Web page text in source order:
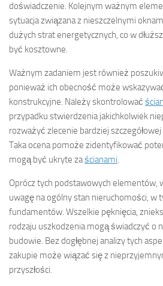
doświadczenie. Kolejnym ważnym
sytuacja związana z nieszczelnymi
dużych strat energetycznych, co w
być kosztowne.
Ważnym zadaniem jest również
ponieważ ich obecność może
konstrukcyjne. Należy skontrolować
przypadku stwierdzenia jakichkolwiek
rozważyć zlecenie bardziej szczegółowej
Taka ocena pomoże zidentyfikować
mogą być ukryte zaścianami.
Oprócz tych podstawowych elementów,
uwagę na ogólny stan nieruchomości, w
fundamentów. Wszelkie pęknięcia,
rodzaju uszkodzenia mogą świadczyć o
budowie. Bez dogłębnej analizy tych
zakupie może wiązać się z
przyszłości.